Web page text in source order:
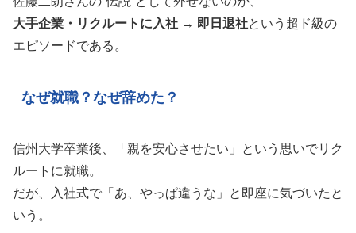
大手企業・リクルートに入社 → 即日退社という超ド級の
エピソードである。
なぜ就職？なぜ辞めた？
信州大学卒業後、「親を安心させたい」という思いでリク
ルートに就職。
だが、入社式で「あ、やっぱ違うな」と即座に気づいたと
いう。